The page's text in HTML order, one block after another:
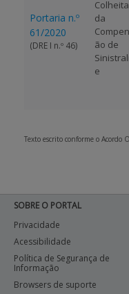
Portaria n.º
61/2020
(DRE I n.º 46)
da
ão de
e
Texto escrito conforme o Acordo
SOBRE O PORTAL
Privacidade
Acessibilidade
Política de Segurança de
Informação
Browsers de suporte